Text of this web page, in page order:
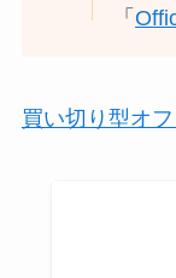
「
買い切り型オ